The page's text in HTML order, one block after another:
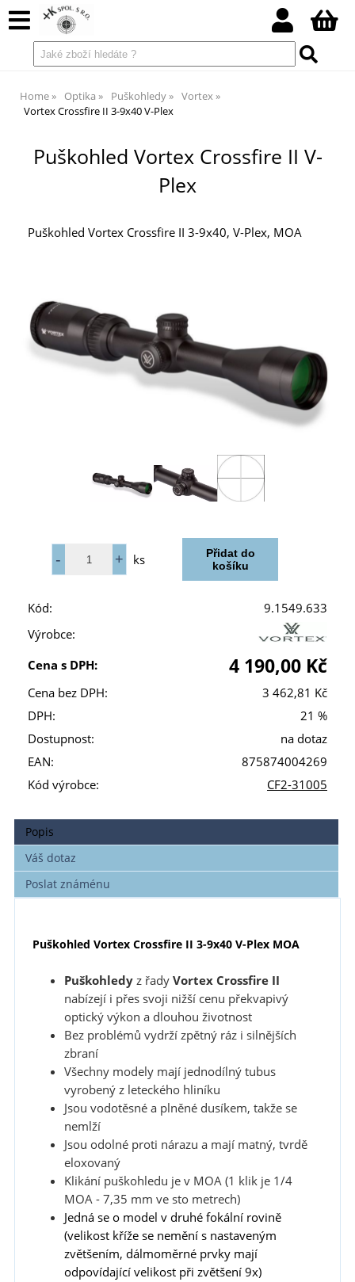
Home Optika Puškohledy
Vortex
Vortex Crossfire II 3-9x40 V-Plex
Puškohled Vortex Crossfire II V-
Plex
Puškohled Vortex Crossfire II 3-9x40, V-Plex, MOA
ks
Kód:
9.1549.633
Výrobce:
Cena s DPH:
4 190,00 Kč
Cena bez DPH:
3 462,81 Kč
DPH:
21 %
Dostupnost:
na dotaz
EAN:
875874004269
Kód výrobce:
CF2-31005
Popis
Váš dotaz
Poslat známénu
Puškohled Vortex Crossfire II 3-9x40 V-Plex MOA
Puškohledyz řadyVortex Crossfire II
nabízejí i přes svoji nižší cenu překvapivý
optický výkon a dlouhou životnost
Bez problémů vydrží zpětný ráz i silnějších
zbraní
Všechny modely mají jednodílný tubus
vyrobený z leteckého hliníku
Jsou vodotěsné a plněné dusíkem, takže se
nemlží
Jsou odolné proti nárazu a mají matný, tvrdě
eloxovaný
Klikání puškohledu je v MOA (1 klik je 1/4
MOA - 7,35 mm ve sto metrech)
Jedná se o model v druhé fokální rovině
(velikost kříže se nemění s nastaveným
zvětšením, dálmoměrné prvky mají
odpovídající velikost při zvětšení 9x)